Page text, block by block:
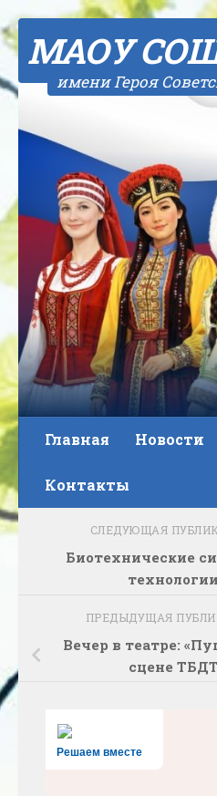
МАОУ СОШ
имени Героя
Главная Новости
Контакты
СЛЕДУЮЩАЯ
Биотехнические
технологии
ПРЕДЫДУЩАЯ
Вечер в театре:
сцене ТБДТ
Решаем вместе